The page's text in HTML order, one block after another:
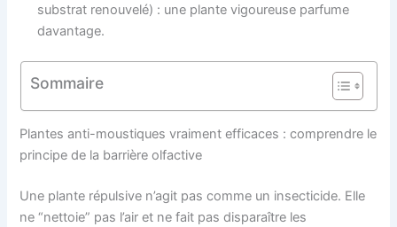
substrat renouvelé) : une plante vigoureuse parfume
davantage.
Sommaire
Plantes anti-moustiques vraiment efficaces : comprendre le
principe de la barrière olfactive
Une plante répulsive n’agit pas comme un insecticide. Elle
ne “nettoie” pas l’air et ne fait pas disparaître les